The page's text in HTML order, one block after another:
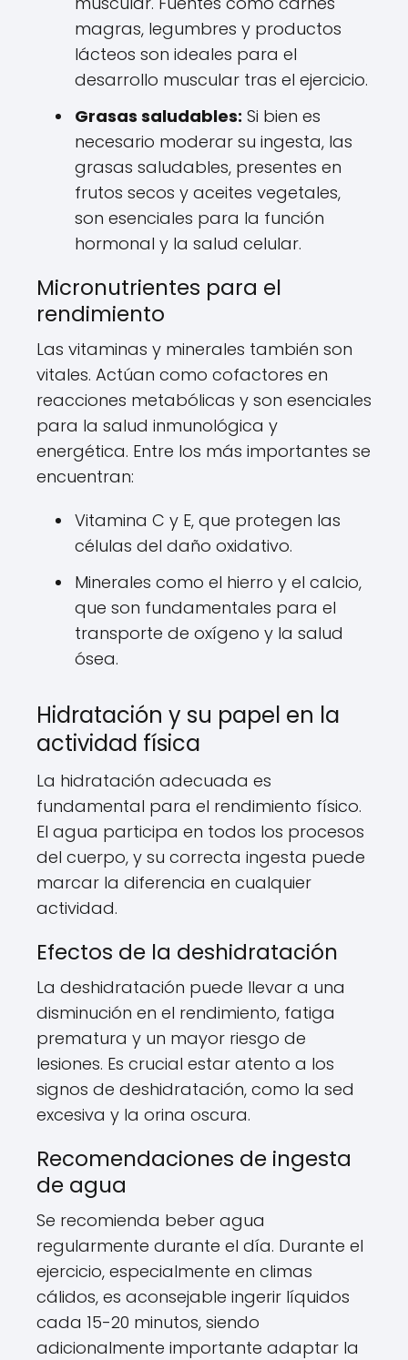
magras, legumbres y productos
lácteos son ideales para el
desarrollo muscular tras el ejercicio.
Grasas saludables: Si bien es
necesario moderar su ingesta, las
grasas saludables, presentes en
frutos secos y aceites vegetales,
son esenciales para la función
hormonal y la salud celular.
Micronutrientes para el
rendimiento
Las vitaminas y minerales también son
vitales. Actúan como cofactores en
reacciones metabólicas y son esenciales
para la salud inmunológica y
energética. Entre los más importantes se
encuentran:
Vitamina C y E, que protegen las
células del daño oxidativo.
Minerales como el hierro y el calcio,
que son fundamentales para el
transporte de oxígeno y la salud
ósea.
Hidratación y su papel en la
actividad física
La hidratación adecuada es
fundamental para el rendimiento físico.
El agua participa en todos los procesos
del cuerpo, y su correcta ingesta puede
marcar la diferencia en cualquier
actividad.
Efectos de la deshidratación
La deshidratación puede llevar a una
disminución en el rendimiento, fatiga
prematura y un mayor riesgo de
lesiones. Es crucial estar atento a los
signos de deshidratación, como la sed
excesiva y la orina oscura.
Recomendaciones de ingesta
de agua
Se recomienda beber agua
regularmente durante el día. Durante el
ejercicio, especialmente en climas
cálidos, es aconsejable ingerir líquidos
cada 15-20 minutos, siendo
adicionalmente importante adaptar la